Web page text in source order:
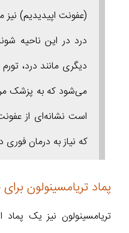
(عفونت اپیدیدیم)
درد در این ناحیه
دیگری مانند درد،
می‌شود که به پزشک
است نشانه‌ای از
که نیاز به درمان فوری
پماد تریامسینولون
تریامسینولون نیز یک